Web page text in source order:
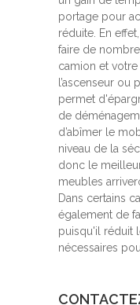
portage pour
réduite. En
faire de
camion et
l’ascenseur ou
permet
de
d’abîmer le
niveau de la
donc le
meubles
Dans certains
également de
puisqu'il réduit
nécessaires